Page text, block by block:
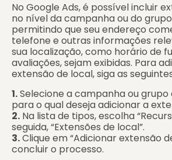
No Google Ads, é possível incluir
no nível da campanha ou do
permitindo que seu endereço
telefone e outras informações
sua localização, como horário de
avaliações, sejam exibidas. Para
extensão de local, siga as
1.Selecione a campanha ou grupo
para o qual deseja adicionar a
2. Na lista de tipos, escolha
seguida, “Extensões de local”.
3.Clique em “Adicionar extensão
concluir o processo.